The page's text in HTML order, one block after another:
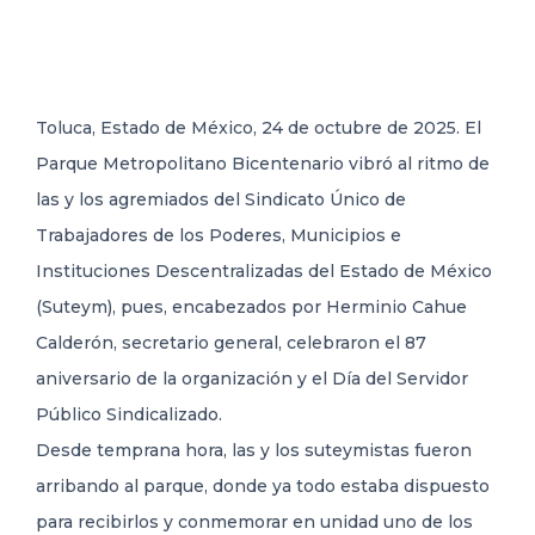
COORDINADORES
TRANSPARENCIA
Toluca, Estado de México, 24 de octubre de 2025. El
Parque Metropolitano Bicentenario vibró al ritmo de
las y los agremiados del Sindicato Único de
Trabajadores de los Poderes, Municipios e
Instituciones Descentralizadas del Estado de México
(Suteym), pues, encabezados por Herminio Cahue
Calderón, secretario general, celebraron el 87
aniversario de la organización y el Día del Servidor
Público Sindicalizado.
Desde temprana hora, las y los suteymistas fueron
arribando al parque, donde ya todo estaba dispuesto
para recibirlos y conmemorar en unidad uno de los